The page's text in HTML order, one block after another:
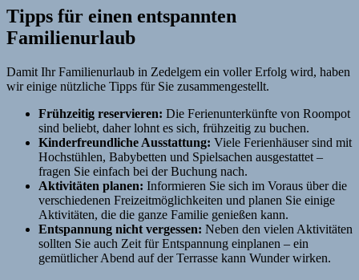
Tipps für einen entspannten
Familienurlaub
Damit Ihr Familienurlaub in Zedelgem ein voller Erfolg wird, haben
wir einige nützliche Tipps für Sie zusammengestellt.
Frühzeitig reservieren: Die Ferienunterkünfte von Roompot
sind beliebt, daher lohnt es sich, frühzeitig zu buchen.
Kinderfreundliche Ausstattung: Viele Ferienhäuser sind mit
Hochstühlen, Babybetten und Spielsachen ausgestattet –
fragen Sie einfach bei der Buchung nach.
Aktivitäten planen: Informieren Sie sich im Voraus über die
verschiedenen Freizeitmöglichkeiten und planen Sie einige
Aktivitäten, die die ganze Familie genießen kann.
Entspannung nicht vergessen: Neben den vielen Aktivitäten
sollten Sie auch Zeit für Entspannung einplanen – ein
gemütlicher Abend auf der Terrasse kann Wunder wirken.